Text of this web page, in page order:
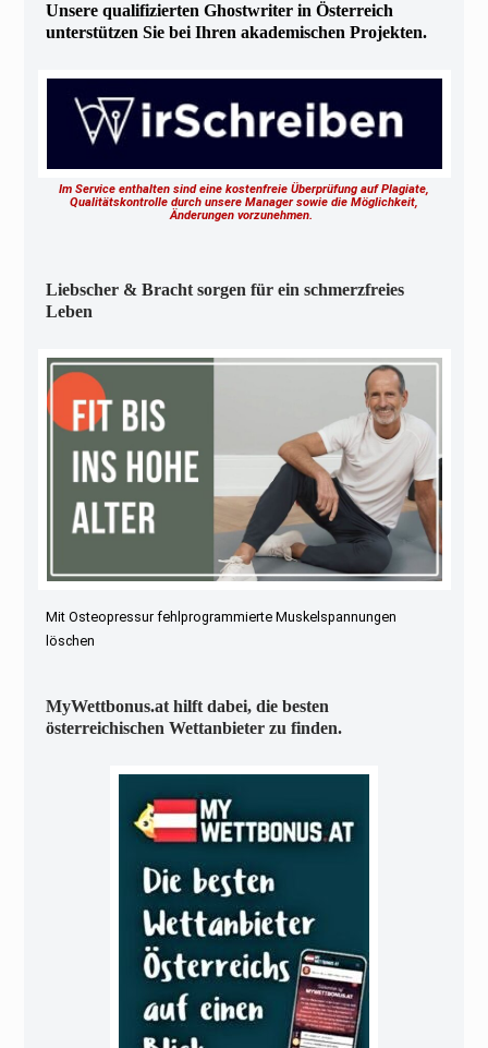
Unsere qualifizierten Ghostwriter in Österreich
unterstützen Sie bei Ihren akademischen Projekten.
Im Service enthalten sind eine kostenfreie Überprüfung auf Plagiate,
Qualitätskontrolle durch unsere Manager sowie die Möglichkeit,
Änderungen vorzunehmen.
Liebscher & Bracht sorgen für ein schmerzfreies
Leben
Mit Osteopressur fehlprogrammierte Muskelspannungen
löschen
MyWettbonus.at hilft dabei, die besten
österreichischen Wettanbieter zu finden.